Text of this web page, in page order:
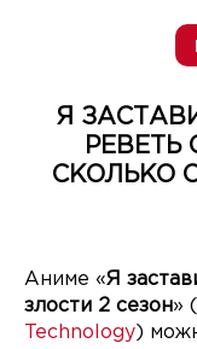
Я
РЕВЕТЬ
СКОЛЬКО
Аниме «Я
злости 2 сезон»
Technology )